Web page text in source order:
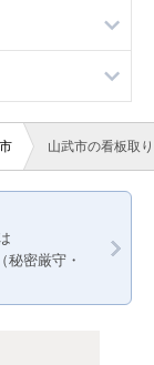
山武市の看板取
秘密厳守・